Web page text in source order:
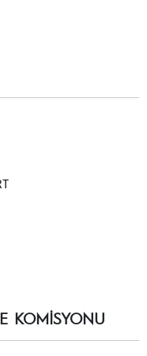
KOMİSYONU